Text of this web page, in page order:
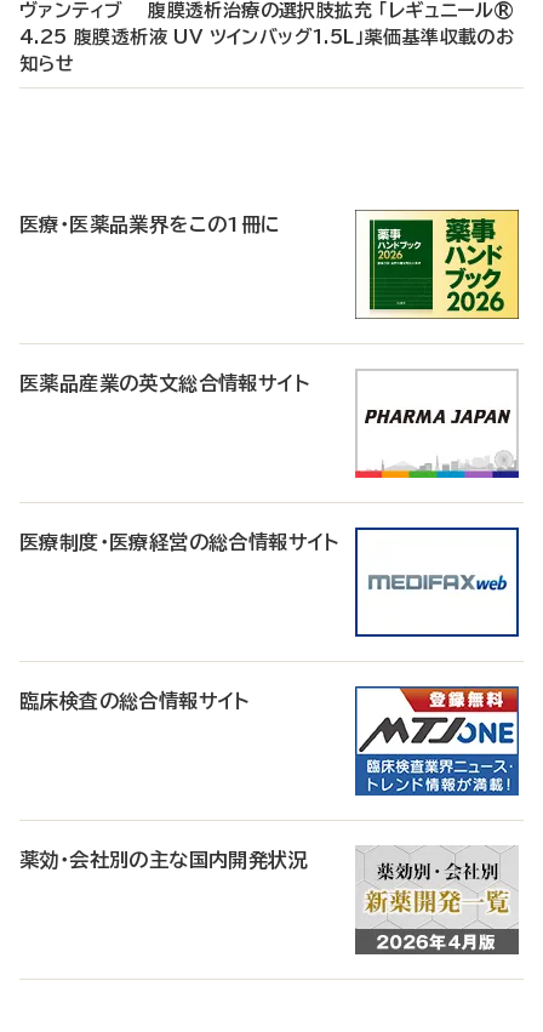
ヴァンティブ 腹膜透析治療の選択肢拡充 「レギュニール®
4.25 腹膜透析液 UV ツインバッグ1.5L」薬価基準収載のお
知らせ
医療・医薬品業界をこの1冊に
医薬品産業の英文総合情報サイト
医療制度・医療経営の総合情報サイト
臨床検査の総合情報サイト
薬効・会社別の主な国内開発状況